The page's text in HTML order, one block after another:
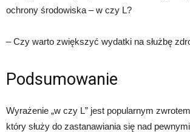
ochrony środowiska – w czy L?
– Czy warto zwiększyć wydatki na służbę
Podsumowanie
Wyrażenie „w czy L” jest popularnym
który służy do zastanawiania się nad